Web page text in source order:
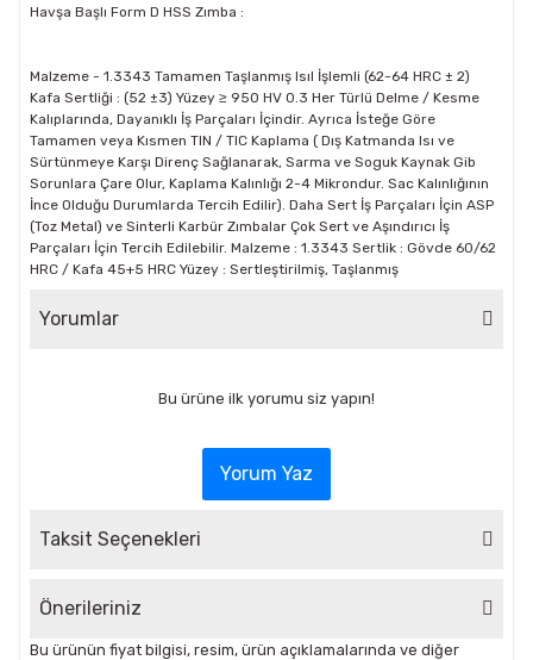
Havşa Başlı Form D HSS Zımba :
Malzeme - 1.3343 Tamamen Taşlanmış Isıl İşlemli (62-64 HRC ± 2)
Kafa Sertliği : (52 ±3) Yüzey ≥ 950 HV 0.3 Her Türlü Delme / Kesme
Kalıplarında, Dayanıklı İş Parçaları İçindir. Ayrıca İsteğe Göre
Tamamen veya Kısmen TIN / TIC Kaplama ( Dış Katmanda Isı ve
Sürtünmeye Karşı Direnç Sağlanarak, Sarma ve Soguk Kaynak Gib
Sorunlara Çare Olur, Kaplama Kalınlığı 2-4 Mikrondur. Sac Kalınlığının
İnce Olduğu Durumlarda Tercih Edilir). Daha Sert İş Parçaları İçin ASP
(Toz Metal) ve Sinterli Karbür Zımbalar Çok Sert ve Aşındırıcı İş
Parçaları İçin Tercih Edilebilir. Malzeme : 1.3343 Sertlik : Gövde 60/62
HRC / Kafa 45+5 HRC Yüzey : Sertleştirilmiş, Taşlanmış
Yorumlar
Bu ürüne ilk yorumu siz yapın!
Yorum Yaz
Taksit Seçenekleri
Önerileriniz
Bu ürünün fiyat bilgisi, resim, ürün açıklamalarında ve diğer